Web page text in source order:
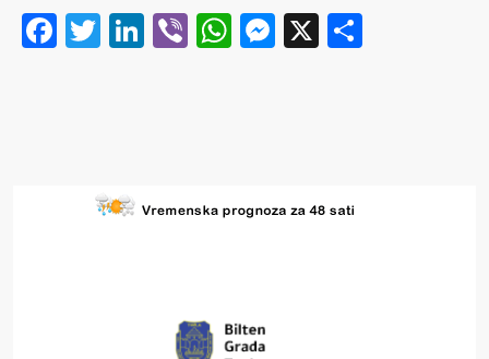
Facebook
Twitter
LinkedIn
ViberWhatsApp
Messenger
X